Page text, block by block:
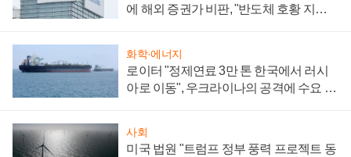
에 해외 증권가 비판, "반도체 호황 지속
화학·에너지
로이터 "정제연료 3만 톤 한국에서 러시
아로 이동", 우크라이나의 공격에 수요 늘
사회
미국 법원 "트럼프 정부 풍력 프로젝트 동